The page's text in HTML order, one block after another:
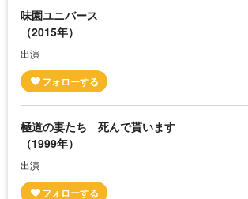
味園ユニバース
（2015年）
出演
極道の妻たち 死んで貰います
（1999年）
出演